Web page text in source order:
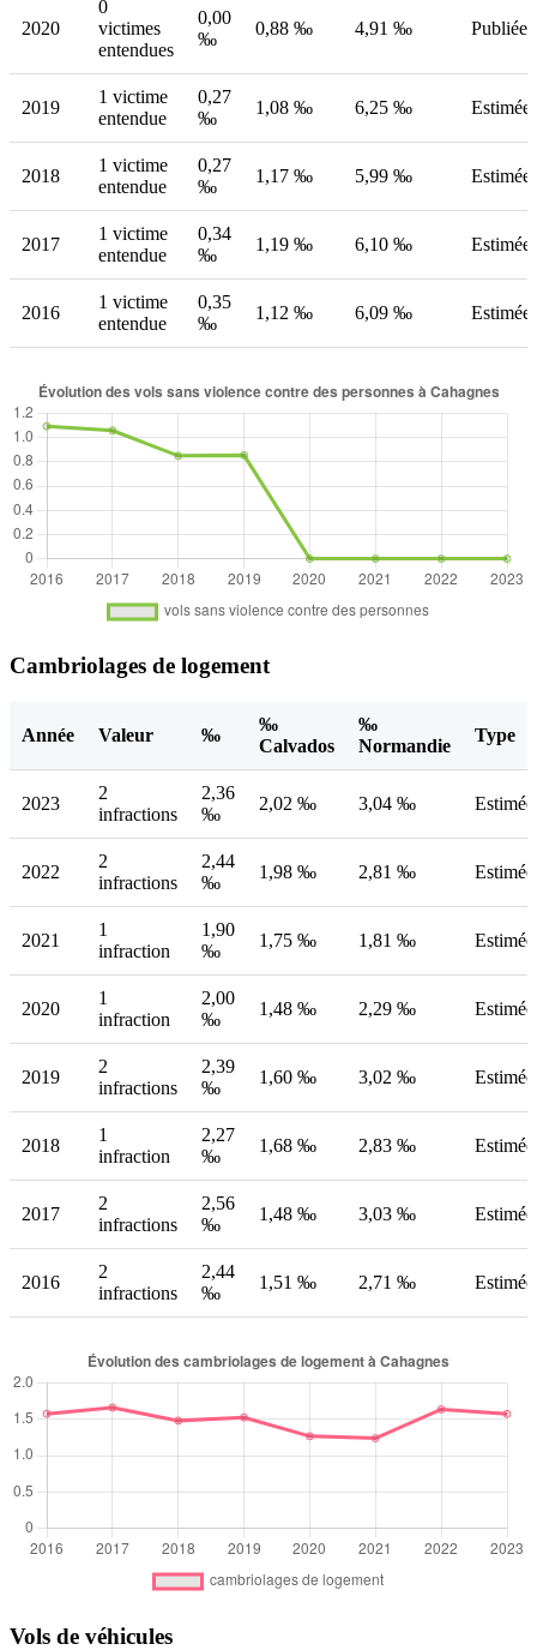
2020
0
victimes
entendues
0,00
‰
0,88 ‰ 4,91 ‰ Publiée
2019
1 victime
entendue
0,27
‰
1,08 ‰ 6,25 ‰ Estimée
2018
1 victime
entendue
0,27
‰
1,17 ‰ 5,99 ‰ Estimée
2017
1 victime
entendue
0,34
‰
1,19 ‰ 6,10 ‰ Estimée
2016
1 victime
entendue
0,35
‰
1,12 ‰ 6,09 ‰ Estimée
Cambriolages de logement
Année Valeur ‰
‰
Calvados
‰
Normandie
Type
2023
2
infractions
2,36
‰
2,02 ‰ 3,04 ‰ Estimée
2022
2
infractions
2,44
‰
1,98 ‰ 2,81 ‰ Estimée
2021
1
infraction
1,90
‰
1,75 ‰ 1,81 ‰ Estimée
2020
1
infraction
2,00
‰
1,48 ‰ 2,29 ‰ Estimée
2019
2
infractions
2,39
‰
1,60 ‰ 3,02 ‰ Estimée
2018
1
infraction
2,27
‰
1,68 ‰ 2,83 ‰ Estimée
2017
2
infractions
2,56
‰
1,48 ‰ 3,03 ‰ Estimée
2016
2
infractions
2,44
‰
1,51 ‰ 2,71 ‰ Estimée
Vols de véhicules